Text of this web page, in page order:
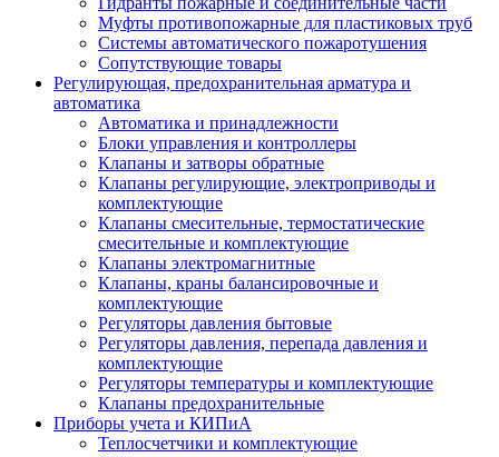
Муфты противопожарные для пластиковых труб
Системы автоматического пожаротушения
Сопутствующие товары
Регулирующая, предохранительная арматура и
автоматика
Автоматика и принадлежности
Блоки управления и контроллеры
Клапаны и затворы обратные
Клапаны регулирующие, электроприводы и
комплектующие
Клапаны смесительные, термостатические
смесительные и комплектующие
Клапаны электромагнитные
Клапаны, краны балансировочные и
комплектующие
Регуляторы давления бытовые
Регуляторы давления, перепада давления и
комплектующие
Регуляторы температуры и комплектующие
Клапаны предохранительные
Приборы учета и КИПиА
Теплосчетчики и комплектующие